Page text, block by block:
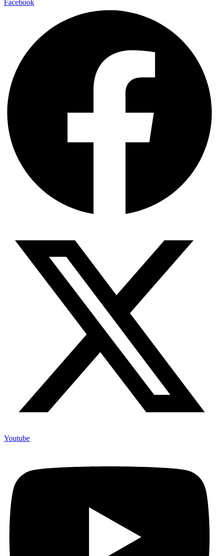
Facebook
Youtube